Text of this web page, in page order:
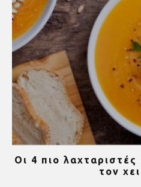
Οι 4 πιο
τον